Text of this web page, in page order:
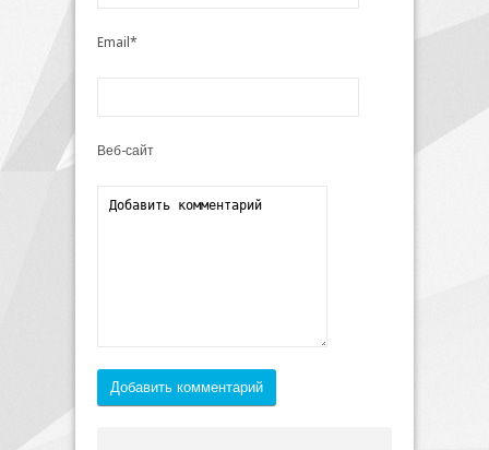
Email*
Веб-сайт
Добавить комментарий